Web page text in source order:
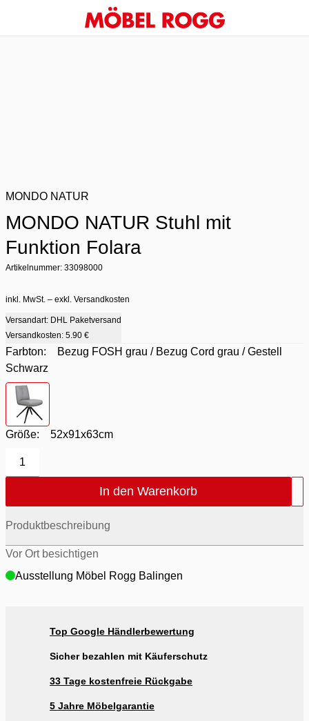
MONDO NATUR
MONDO NATUR Stuhl mit
Funktion Folara
Artikelnummer: 33098000
inkl. MwSt. – exkl. Versandkosten
Versandart: DHL Paketversand
Versandkosten: 5.90 €
Farbton:
Bezug FOSH grau / Bezug Cord grau / Gestell
Schwarz
Farbton
Größe: 52x91x63cm
1
In den Warenkorb
Produktbeschreibung
Vor Ort besichtigen
Ausstellung Möbel Rogg Balingen
Top Google Händlerbewertung
Sicher bezahlen mit Käuferschutz
33 Tage kostenfreie Rückgabe
5 Jahre Möbelgarantie